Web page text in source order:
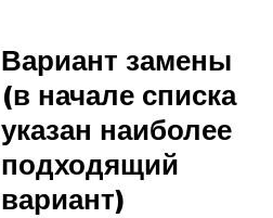
Вариант замены
(в начале списка
указан наиболее
подходящий
вариант)